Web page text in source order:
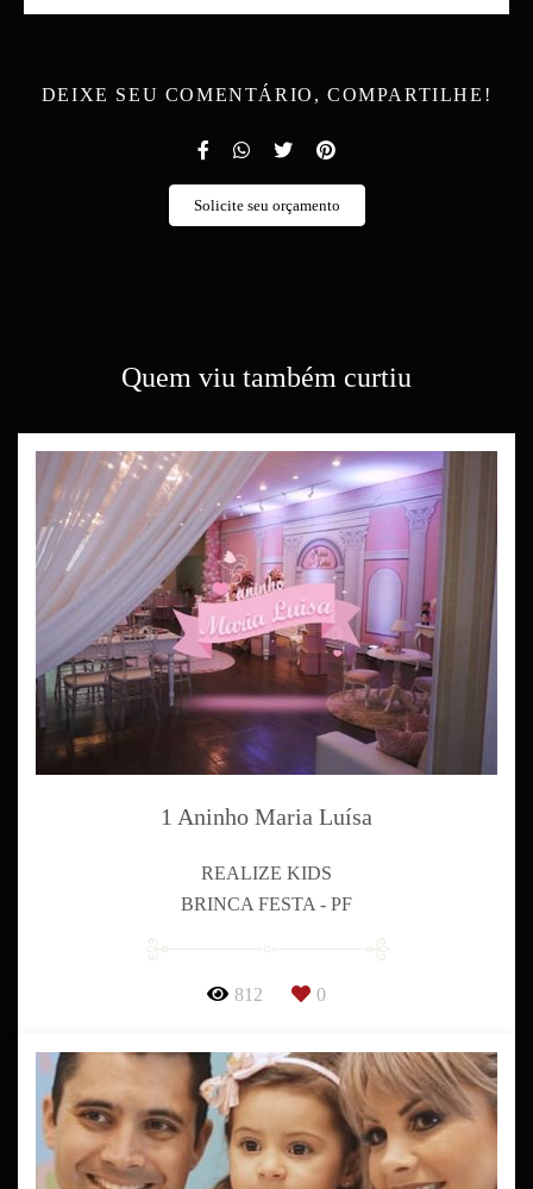
DEIXE SEU COMENTÁRIO, COMPARTILHE!
Solicite seu orçamento
Quem viu também curtiu
1 Aninho Maria Luísa
REALIZE KIDS
BRINCA FESTA - PF
812 0